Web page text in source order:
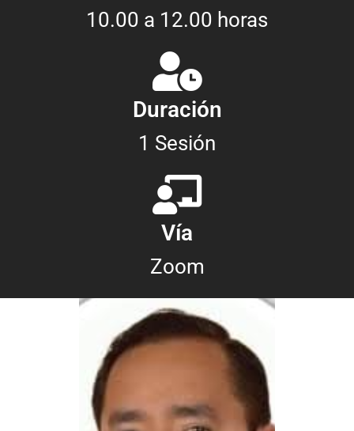
10.00 a 12.00 horas
Duración
1 Sesión
Vía
Zoom